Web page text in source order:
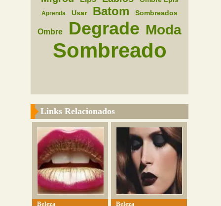
Aprenda Usar Batom Sombreados
Ombre Degrade Moda
Sombreado
Links Relacionados
Beleza
Beleza